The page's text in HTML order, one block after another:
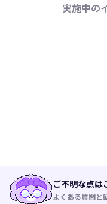
実施中の
ご不明な点は
よくある質問と